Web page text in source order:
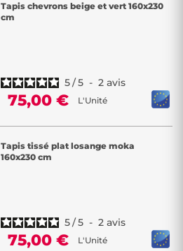
Tapis chevrons beige et vert 160x230
cm
5/5 - 2 avis
75,00 € L'Unité
Tapis tissé plat losange moka
160x230 cm
5/5 - 2 avis
75,00 € L'Unité